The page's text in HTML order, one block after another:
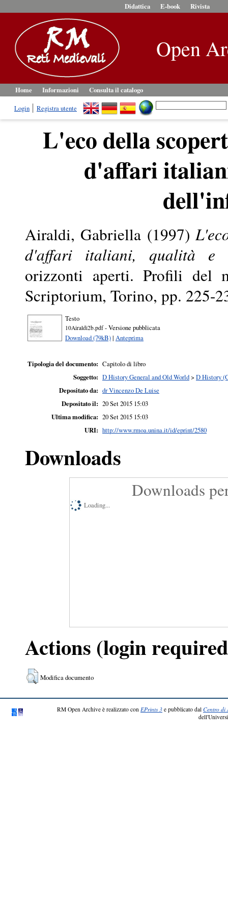
Didattica E-book Rivista
Open
Home Informazioni
Consulta il catalogo
Login
Registra utente
L'eco della
d'affari
Airaldi, Gabriella (1997)
d'affari italiani, qualità e
orizzonti aperti. Profili del
Scriptorium, Torino, pp. 225-
Testo
10Airaldi2b.pdf- Versione pubblicata
Download (79kB)| Anteprima
Tipologia del documento: Capitolo di libro
Soggetto: D History General and Old World> D History
Depositato da: dr Vincenzo De Luise
Depositato il: 20 Set 2015 15:03
Ultima modifica: 20 Set 2015 15:03
URI: http://www.rmoa.unina.it/id/eprint/2580
Downloads
Downloads
Loading...
Actions (login
Modifica documento
RM Open Archive è realizzato con EPrints 3 e pubblicato dal Centro di